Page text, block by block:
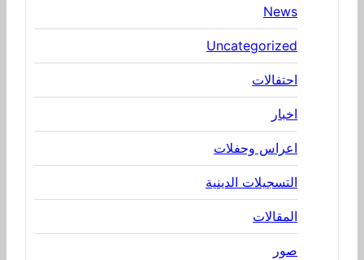
News
Uncategorized
احتفالات
اخبار
اعراس وحفلات
التسجيلات الدينية
المقالات
صور